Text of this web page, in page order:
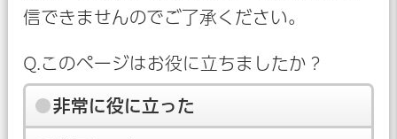
信できませんのでご了承ください。
Q.このページはお役に立ちましたか？
非常に役に立った